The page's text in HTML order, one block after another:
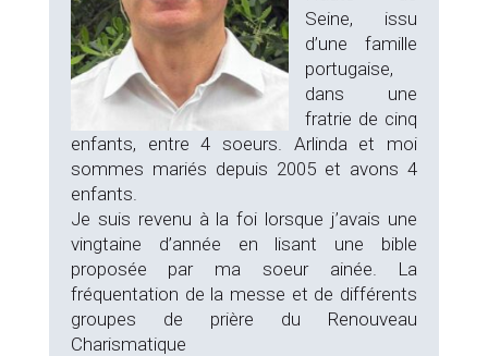
Seine, issu
d’une famille
portugaise,
dans une
fratrie de cinq
enfants, entre 4 soeurs. Arlinda et moi
sommes mariés depuis 2005 et avons 4
enfants.
Je suis revenu à la foi lorsque j’avais une
vingtaine d’année en lisant une bible
proposée par ma soeur ainée. La
fréquentation de la messe et de différents
groupes de prière du Renouveau
Charismatique